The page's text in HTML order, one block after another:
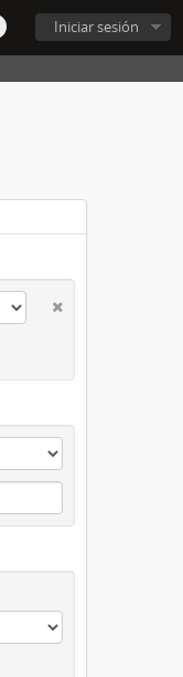
Iniciar sesión